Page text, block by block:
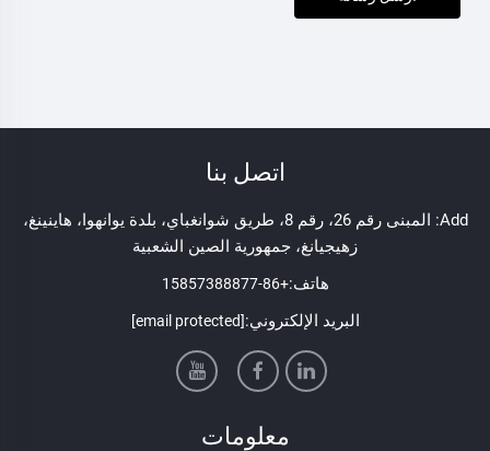
اتصل بنا
Add: المبنى رقم 26، رقم 8، طريق شوانغباي، بلدة يوانهوا، هاينينغ،
زهيجيانغ، جمهورية الصين الشعبية
هاتف:+86-15857388877
البريد الإلكتروني:[email protected]
معلومات